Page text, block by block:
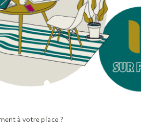
à votre place ?